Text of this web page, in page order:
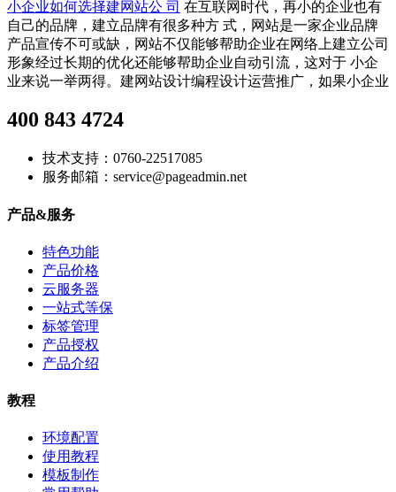
小企业如何选择建网站公 司 在互联网时代，再小的企业也有
自己的品牌，建立品牌有很多种方 式，网站是一家企业品牌
产品宣传不可或缺，网站不仅能够帮助企业在网络上建立公司
形象经过长期的优化还能够帮助企业自动引流，这对于 小企
业来说一举两得。建网站设计编程设计运营推广，如果小企业
400 843 4724
技术支持：0760-22517085
服务邮箱：service@pageadmin.net
产品&服务
特色功能
产品价格
云服务器
一站式等保
标签管理
产品授权
产品介绍
教程
环境配置
使用教程
模板制作